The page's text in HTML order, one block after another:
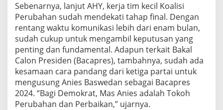
Sebenarnya, lanjut AHY, kerja tim kecil Koalisi
Perubahan sudah mendekati tahap final. Dengan
rentang waktu komunikasi lebih dari enam bulan,
sudah cukup untuk mengambil keputusan yang
penting dan fundamental. Adapun terkait Bakal
Calon Presiden (Bacapres), tambahnya, sudah ada
kesamaan cara pandang dari ketiga partai untuk
mengusung Anies Baswedan sebagai Bacapres
2024. “Bagi Demokrat, Mas Anies adalah Tokoh
Perubahan dan Perbaikan,” ujarnya.